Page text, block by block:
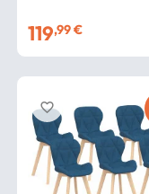
119,99 €
favorite_border